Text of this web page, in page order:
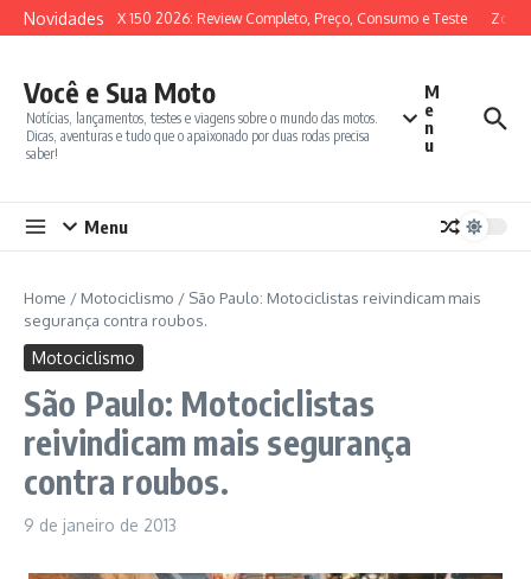
Ir para o conteúdo
Novidades
SYM ADX 150 2026: Review Completo, Preço, Consumo e Teste
Você e Sua Moto
Notícias, lançamentos, testes e viagens sobre o mundo das motos.
Dicas, aventuras e tudo que o apaixonado por duas rodas precisa
saber!
M
e
n
u
Menu
Home / Motociclismo / São Paulo: Motociclistas reivindicam mais
segurança contra roubos.
Motociclismo
São Paulo: Motociclistas
reivindicam mais segurança
contra roubos.
9 de janeiro de 2013